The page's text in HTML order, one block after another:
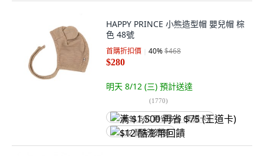
HAPPY PRINCE 小熊造型帽 嬰兒帽 棕
色 48號
首購折扣價 40%$468
$280
明天 8/12 (三) 預計送達
(1770)
满 $1,500 再省 $75 (王道卡)
$12 酷澎幣回饋